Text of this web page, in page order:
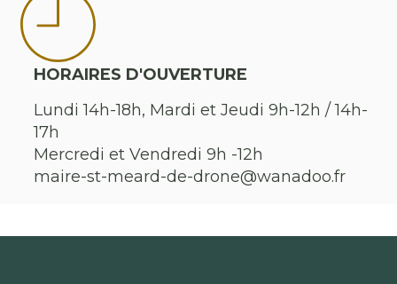
HORAIRES D'OUVERTURE
Lundi 14h-18h, Mardi et Jeudi 9h-12h / 14h-
17h
Mercredi et Vendredi 9h -12h
maire-st-meard-de-drone@wanadoo.fr